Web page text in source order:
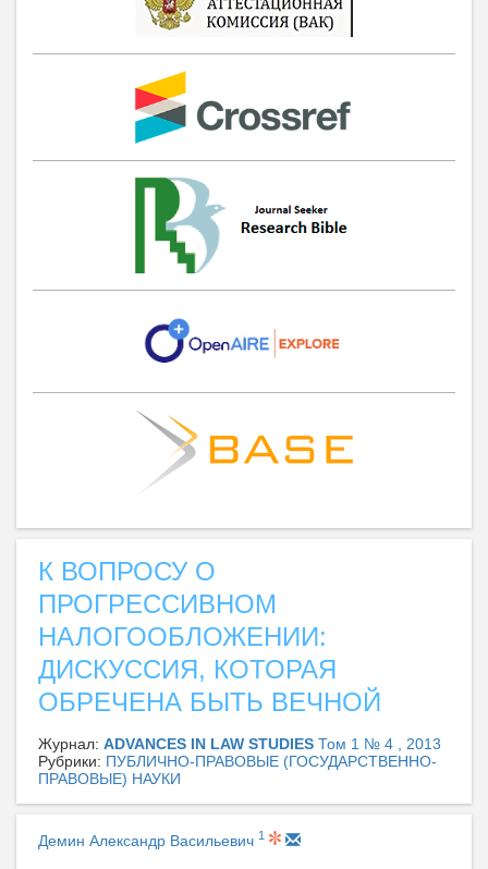
К ВОПРОСУ О
ПРОГРЕССИВНОМ
НАЛОГООБЛОЖЕНИИ:
ДИСКУССИЯ, КОТОРАЯ
ОБРЕЧЕНА БЫТЬ ВЕЧНОЙ
Журнал: ADVANCES IN LAW STUDIES Том 1 № 4 , 2013
Рубрики: ПУБЛИЧНО-ПРАВОВЫЕ (ГОСУДАРСТВЕННО-
ПРАВОВЫЕ) НАУКИ
Демин Александр Васильевич 1